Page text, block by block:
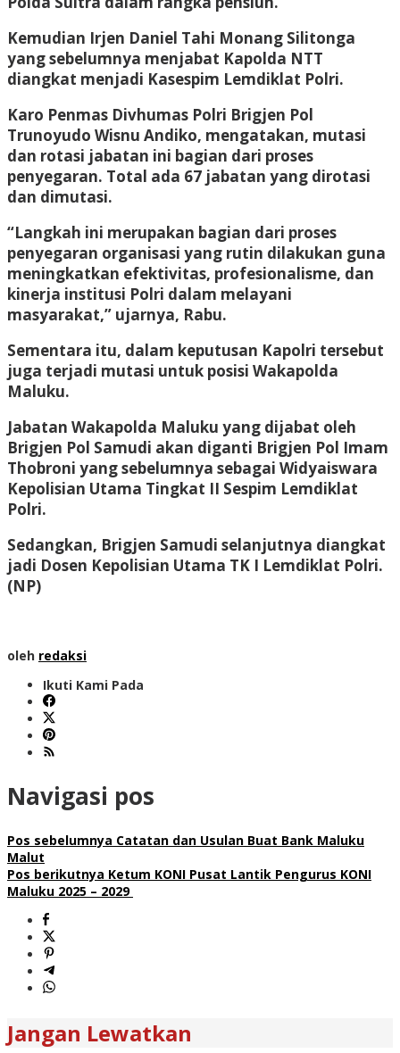
Kemudian Irjen Daniel Tahi Monang Silitonga
yang sebelumnya menjabat Kapolda NTT
diangkat menjadi Kasespim Lemdiklat Polri.
Karo Penmas Divhumas Polri Brigjen Pol
Trunoyudo Wisnu Andiko, mengatakan, mutasi
dan rotasi jabatan ini bagian dari proses
penyegaran. Total ada 67 jabatan yang dirotasi
dan dimutasi.
“Langkah ini merupakan bagian dari proses
penyegaran organisasi yang rutin dilakukan guna
meningkatkan efektivitas, profesionalisme, dan
kinerja institusi Polri dalam melayani
masyarakat,” ujarnya, Rabu.
Sementara itu, dalam keputusan Kapolri tersebut
juga terjadi mutasi untuk posisi Wakapolda
Maluku.
Jabatan Wakapolda Maluku yang dijabat oleh
Brigjen Pol Samudi akan diganti Brigjen Pol Imam
Thobroni yang sebelumnya sebagai Widyaiswara
Kepolisian Utama Tingkat II Sespim Lemdiklat
Polri.
Sedangkan, Brigjen Samudi selanjutnya diangkat
jadi Dosen Kepolisian Utama TK I Lemdiklat Polri.
(NP)
oleh redaksi
Ikuti Kami Pada
Navigasi pos
Pos sebelumnya Catatan dan Usulan Buat Bank Maluku
Malut
Pos berikutnya Ketum KONI Pusat Lantik Pengurus KONI
Maluku 2025 – 2029
Jangan Lewatkan